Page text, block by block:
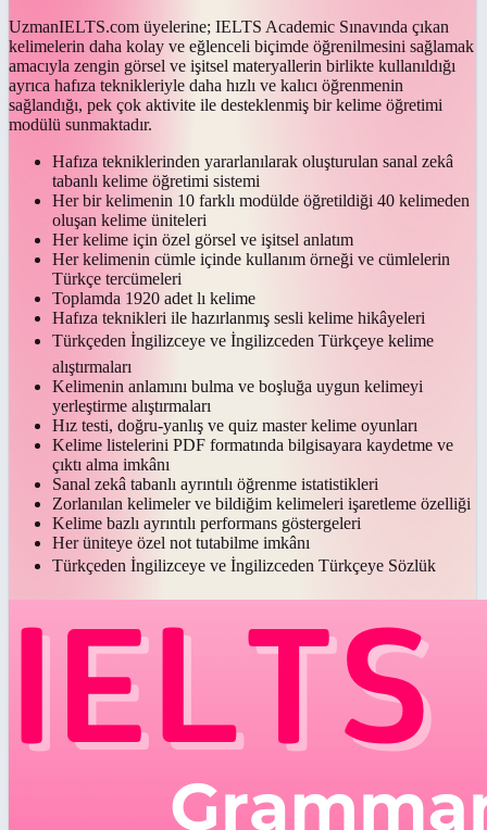
UzmanIELTS.com üyelerine; IELTS Academic Sınavında çıkan
kelimelerin daha kolay ve eğlenceli biçimde öğrenilmesini sağlamak
amacıyla zengin görsel ve işitsel materyallerin birlikte kullanıldığı
ayrıca hafıza teknikleriyle daha hızlı ve kalıcı öğrenmenin
sağlandığı, pek çok aktivite ile desteklenmiş bir kelime öğretimi
modülü sunmaktadır.
Hafıza tekniklerinden yararlanılarak oluşturulan sanal zekâ
tabanlı kelime öğretimi sistemi
Her bir kelimenin 10 farklı modülde öğretildiği 40 kelimeden
oluşan kelime üniteleri
Her kelime için özel görsel ve işitsel anlatım
Her kelimenin cümle içinde kullanım örneği ve cümlelerin
Türkçe tercümeleri
Toplamda 1920 adet lı kelime
Hafıza teknikleri ile hazırlanmış sesli kelime hikâyeleri
Türkçeden İngilizceye ve İngilizceden Türkçeye kelime
alıştırmaları
Kelimenin anlamını bulma ve boşluğa uygun kelimeyi
yerleştirme alıştırmaları
Hız testi, doğru-yanlış ve quiz master kelime oyunları
Kelime listelerini PDF formatında bilgisayara kaydetme ve
çıktı alma imkânı
Sanal zekâ tabanlı ayrıntılı öğrenme istatistikleri
Zorlanılan kelimeler ve bildiğim kelimeleri işaretleme özelliği
Kelime bazlı ayrıntılı performans göstergeleri
Her üniteye özel not tutabilme imkânı
Türkçeden İngilizceye ve İngilizceden Türkçeye Sözlük